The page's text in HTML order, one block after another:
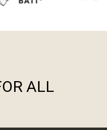
ALL